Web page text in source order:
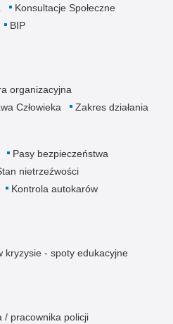
Konsultacje Społeczne
BIP
organizacyjna
Człowieka Zakres działania
Pasy bezpieczeństwa
nietrzeźwości
Kontrola autokarów
kryzysie - spoty edukacyjne
/ pracownika policji